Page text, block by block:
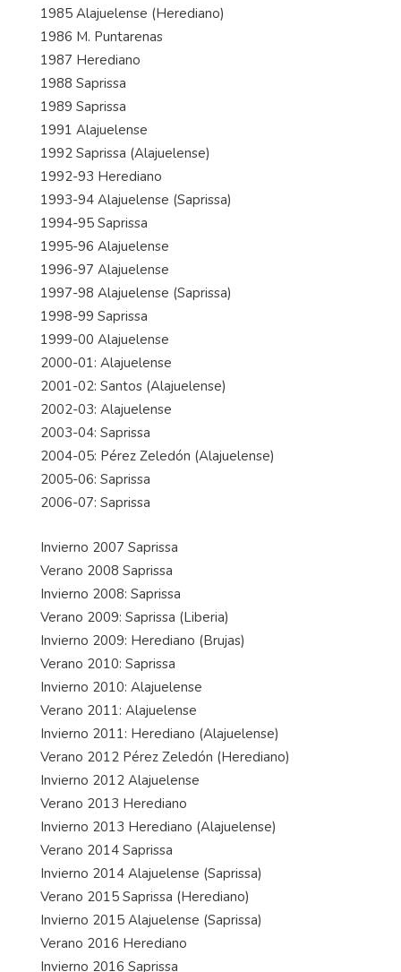
1985 Alajuelense (Herediano)
1986 M. Puntarenas
1987 Herediano
1988 Saprissa
1989 Saprissa
1991 Alajuelense
1992 Saprissa (Alajuelense)
1992-93 Herediano
1993-94 Alajuelense (Saprissa)
1994-95 Saprissa
1995-96 Alajuelense
1996-97 Alajuelense
1997-98 Alajuelense (Saprissa)
1998-99 Saprissa
1999-00 Alajuelense
2000-01: Alajuelense
2001-02: Santos (Alajuelense)
2002-03: Alajuelense
2003-04: Saprissa
2004-05: Pérez Zeledón (Alajuelense)
2005-06: Saprissa
2006-07: Saprissa
Invierno 2007 Saprissa
Verano 2008 Saprissa
Invierno 2008: Saprissa
Verano 2009: Saprissa (Liberia)
Invierno 2009: Herediano (Brujas)
Verano 2010: Saprissa
Invierno 2010: Alajuelense
Verano 2011: Alajuelense
Invierno 2011: Herediano (Alajuelense)
Verano 2012 Pérez Zeledón (Herediano)
Invierno 2012 Alajuelense
Verano 2013 Herediano
Invierno 2013 Herediano (Alajuelense)
Verano 2014 Saprissa
Invierno 2014 Alajuelense (Saprissa)
Verano 2015 Saprissa (Herediano)
Invierno 2015 Alajuelense (Saprissa)
Verano 2016 Herediano
Invierno 2016 Saprissa